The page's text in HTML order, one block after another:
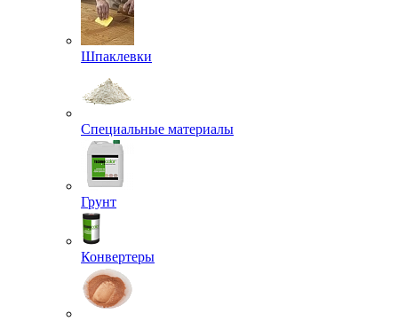
Шпаклевки
Специальные материалы
Грунт
Конвертеры